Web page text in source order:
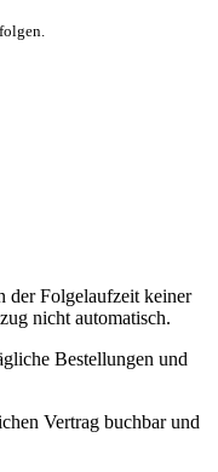
der Folgelaufzeit keiner
nicht automatisch.
Bestellungen und
Vertrag buchbar und